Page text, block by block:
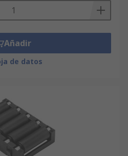
Añadir
de datos